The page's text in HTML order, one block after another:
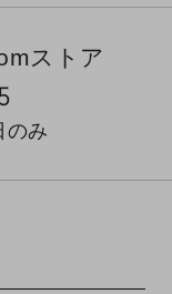
ストア
のみ